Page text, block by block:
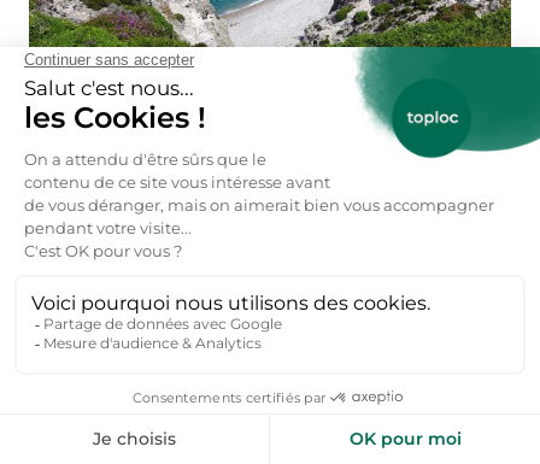
Explorez le Cap d'Erquy pendant vos vacances en Bretagne ©
Toploc
Profitez de Perros-Guirec et des 7 îles
Les locations de vacances Côtes-d'Armor permettent
de se loger proche des reliefs et de panoramas
exceptionnels. Découvrez la côte de Granit Rose qui
borde la mer sur 10km, en passant par les communes
et Trégastel. Le nom provient du granite
principalement brun, mais qui tire vers le rose. On voit